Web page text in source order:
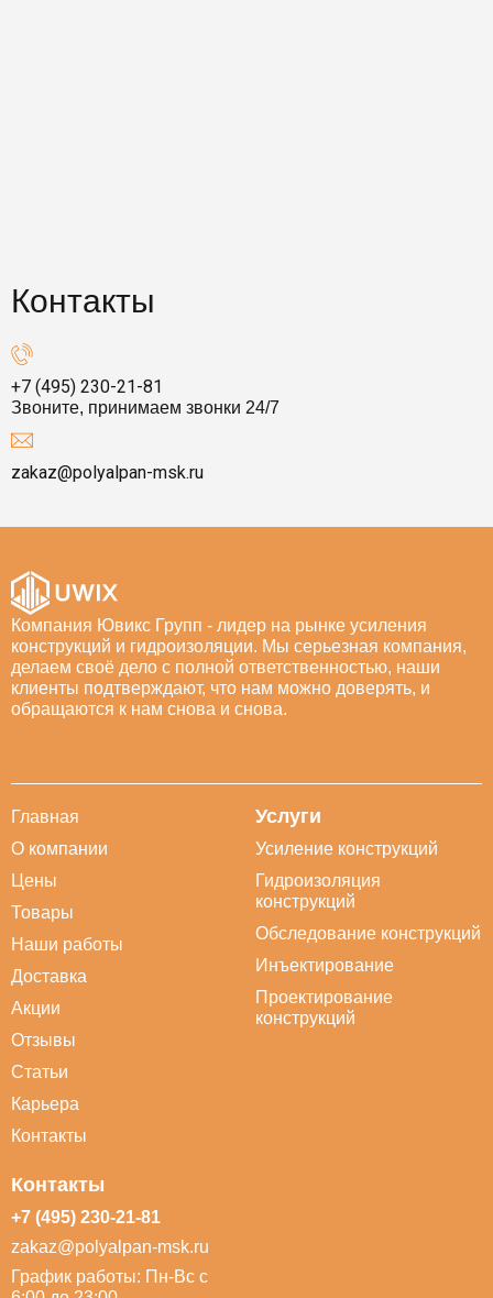
Контакты
+7 (495) 230-21-81
Звоните, принимаем звонки 24/7
zakaz@polyalpan-msk.ru
Компания Ювикс Групп - лидер на рынке усиления
конструкций и гидроизоляции. Мы серьезная компания,
делаем своё дело с полной ответственностью, наши
клиенты подтверждают, что нам можно доверять, и
обращаются к нам снова и снова.
Главная
О компании
Цены
Товары
Наши работы
Доставка
Акции
Отзывы
Статьи
Карьера
Контакты
Услуги
Усиление конструкций
Гидроизоляция
конструкций
Обследование конструкций
Инъектирование
Проектирование
конструкций
Контакты
+7 (495) 230-21-81
zakaz@polyalpan-msk.ru
График работы: Пн-Вс с